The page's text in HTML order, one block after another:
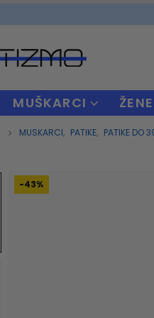
MUŠKARCI ŽENE
MUSKARCI, PATIKE, PATIKE DO
-43%